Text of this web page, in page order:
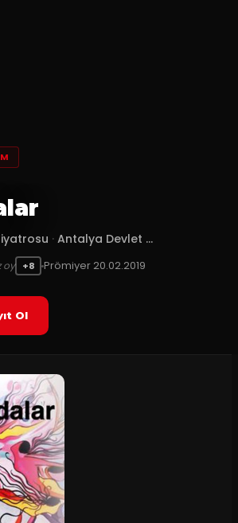
· Antalya Devlet ...
oy +8 Prömiyer 20.02.2019
Ol